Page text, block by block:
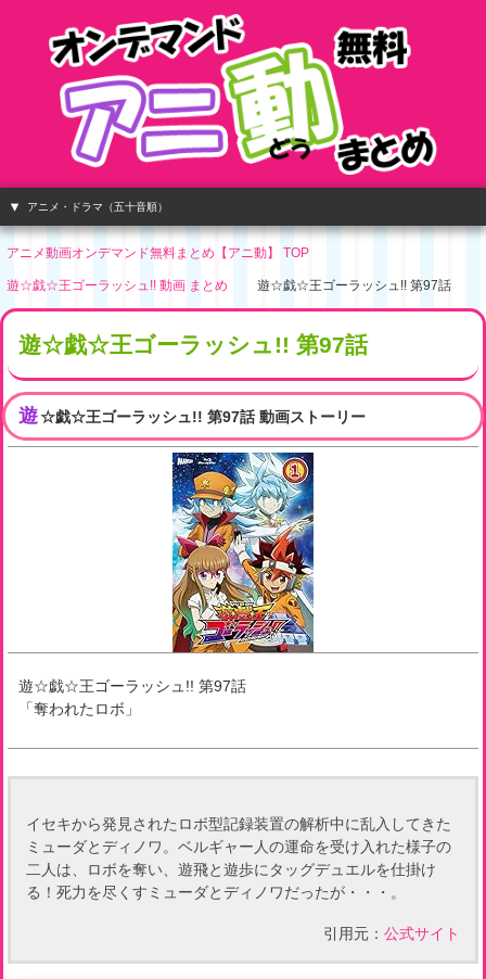
アニメ・ドラマ（五十音順）
アニメ動画オンデマンド無料まとめ【アニ動】 TOP
遊☆戯☆王ゴーラッシュ!! 動画 まとめ 遊☆戯☆王ゴーラッシュ!! 第97話
遊☆戯☆王ゴーラッシュ!! 第97話
遊☆戯☆王ゴーラッシュ!! 第97話 動画ストーリー
遊☆戯☆王ゴーラッシュ!! 第97話
「奪われたロボ 」
イセキから発見されたロボ型記録装置の解析中に乱入してきた
ミューダとディノワ。ベルギャー人の運命を受け入れた様子の
二人は、ロボを奪い、遊飛と遊歩にタッグデュエルを仕掛け
る！死力を尽くすミューダとディノワだったが・・・。
引用元： 公式サイト